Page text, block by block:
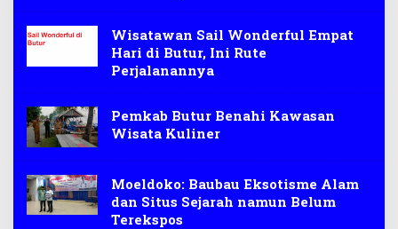
Wisatawan Sail Wonderful Empat
Hari di Butur, Ini Rute
Perjalanannya
Pemkab Butur Benahi Kawasan
Wisata Kuliner
Moeldoko: Baubau Eksotisme Alam
dan Situs Sejarah namun Belum
Terekspos